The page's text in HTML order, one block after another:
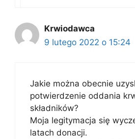
Krwiodawca
9 lutego 2022 o 15:24
Jakie można obecnie
potwierdzenie oddania
składników?
Moja legitymacja się
latach donacji.